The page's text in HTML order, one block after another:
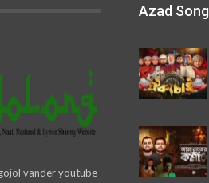
vander youtube
Azad Song